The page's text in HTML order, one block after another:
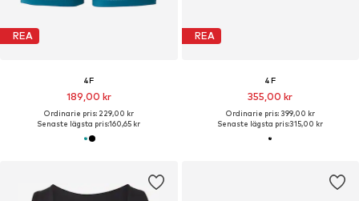
REA
4F
189,00 kr
Ordinarie pris: 229,00 kr
Senaste lägsta pris:160,65 kr
REA
4F
355,00 kr
Ordinarie pris: 399,00 kr
Senaste lägsta pris:315,00 kr